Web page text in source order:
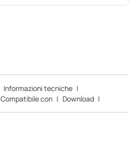
Informazioni tecniche |
Compatibile con | Download |